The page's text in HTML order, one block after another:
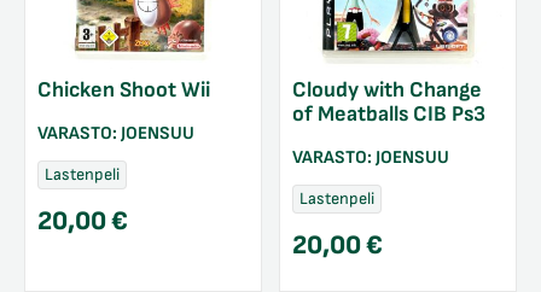
Chicken Shoot Wii
VARASTO: JOENSUU
Lastenpeli
20,00€
Cloudy with Change
of Meatballs CIB Ps3
VARASTO: JOENSUU
Lastenpeli
20,00€